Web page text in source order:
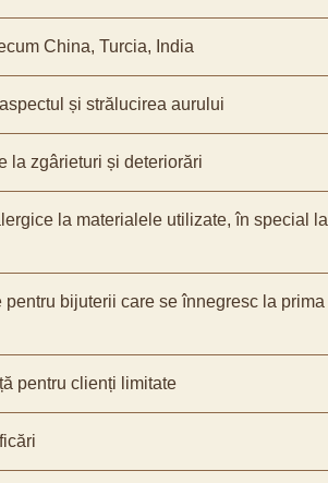
China, Turcia, India
și strălucirea aurului
la zgârieturi și deteriorări
la materialele utilizate, în special la
pentru bijuterii care se înnegresc la prima
pentru clienți limitate